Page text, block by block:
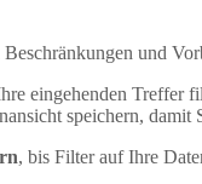
und
eingehenden Treffer
speichern, damit
, bis Filter auf Ihre